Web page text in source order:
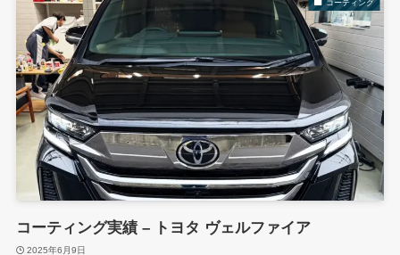
コーティング
コーティング実績 – トヨタ ヴェルファイア
2025年6月9日